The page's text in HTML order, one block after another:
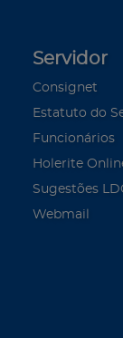
Servidor
Consignet
Estatuto do
Funcionários
Holerite
Sugestões
Webmail